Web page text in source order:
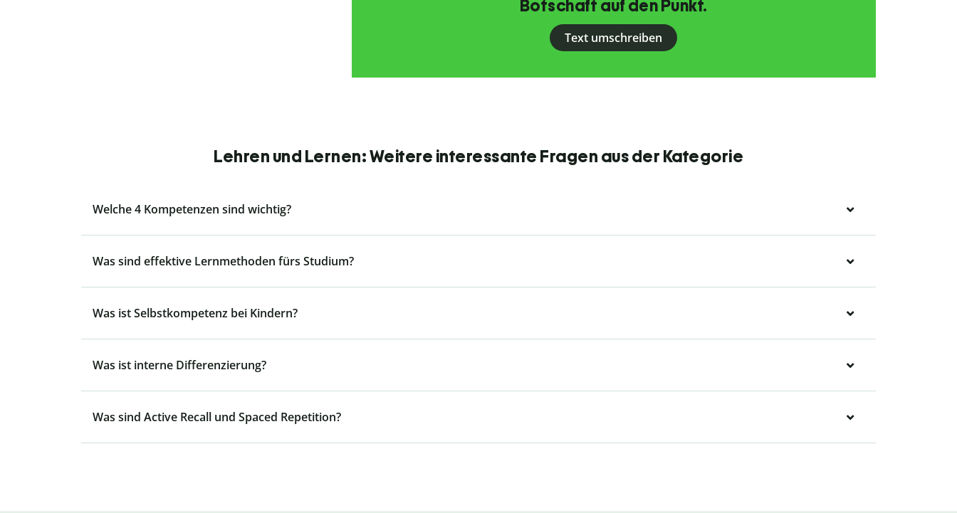
Botschaft auf den Punkt.
Text umschreiben
Lehren und Lernen: Weitere interessante Fragen aus der Kategorie
Welche 4 Kompetenzen sind wichtig?
Was sind effektive Lernmethoden fürs Studium?
Was ist Selbstkompetenz bei Kindern?
Was ist interne Differenzierung?
Was sind Active Recall und Spaced Repetition?